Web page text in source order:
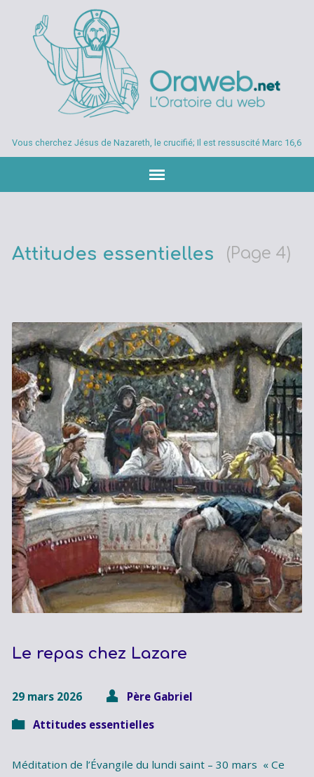
Vous cherchez Jésus de Nazareth, le crucifié; Il est ressuscité Marc 16,6
Attitudes essentielles (Page 4)
Le repas chez Lazare
29 mars 2026
Père Gabriel
Attitudes essentielles
Méditation de l’Évangile du lundi saint – 30 mars « Ce